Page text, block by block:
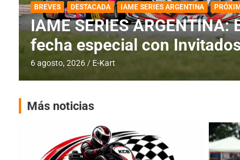
DESTACADA IAME SERIES ARGENTINA
IAME SERIES ARGENTINA:
fecha con Invitados
4 agosto, 2026 E-Kart
Más noticias